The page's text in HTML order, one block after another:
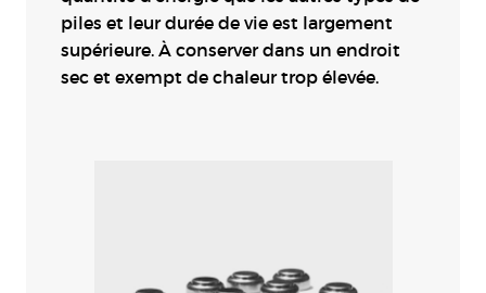
piles et leur durée de vie est largement
supérieure. À conserver dans un endroit
sec et exempt de chaleur trop élevée.